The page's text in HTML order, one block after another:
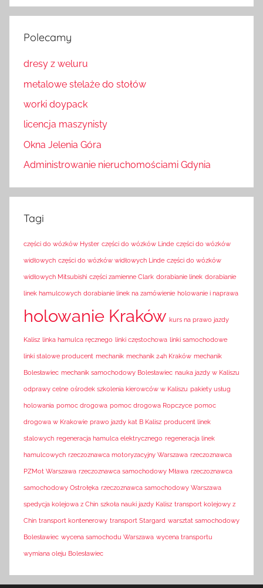
Polecamy
dresy z weluru
metalowe stelaże do stołów
worki doypack
licencja maszynisty
Okna Jelenia Góra
Administrowanie nieruchomościami Gdynia
Tagi
części do wózków Hyster części do wózków Linde części do wózków
widłowych części do wózków widłowych Linde części do wózków
widłowych Mitsubishi części zamienne Clark dorabianie linek dorabianie
linek hamulcowych dorabianie linek na zamówienie holowanie i naprawa
holowanie Kraków kurs na prawo jazdy
Kalisz linka hamulca ręcznego linki częstochowa linki samochodowe
linki stalowe producent mechanik mechanik 24h Kraków mechanik
Bolesławiec mechanik samochodowy Bolesławiec nauka jazdy w Kaliszu
odprawy celne ośrodek szkolenia kierowców w Kaliszu pakiety usług
holowania pomoc drogowa pomoc drogowa Ropczyce pomoc
drogowa w Krakowie prawo jazdy kat B Kalisz producent linek
stalowych regeneracja hamulca elektrycznego regeneracja linek
hamulcowych rzeczoznawca motoryzacyjny Warszawa rzeczoznawca
PZMot Warszawa rzeczoznawca samochodowy Mława rzeczoznawca
samochodowy Ostrołęka rzeczoznawca samochodowy Warszawa
spedycja kolejowa z Chin szkoła nauki jazdy Kalisz transport kolejowy z
Chin transport kontenerowy transport Stargard warsztat samochodowy
Bolesławiec wycena samochodu Warszawa wycena transportu
wymiana oleju Bolesławiec